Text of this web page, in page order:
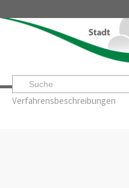
Startseite»
Verfahrensbeschreibungen
Leben & Erleben Rathaus